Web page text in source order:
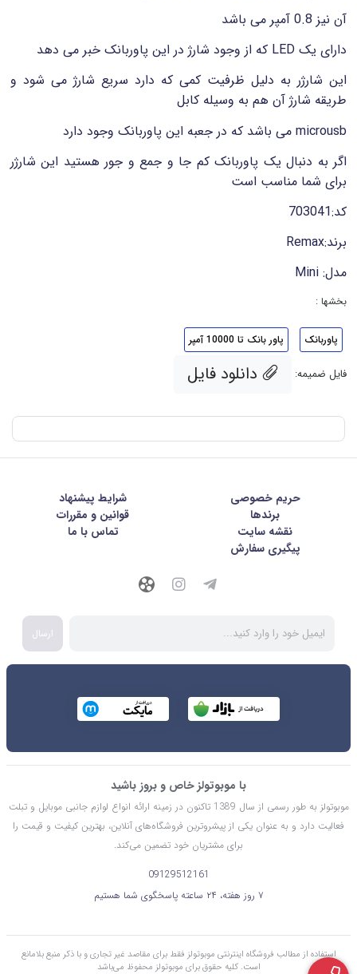
آن نیز 0.8 آمپر می باشد
دارای یک LED که از وجود شارژ در این پاوربانک خبر می دهد
این شارژر به دلیل ظرفیت کمی که دارد سریع شارژ می شود و
طریقه شارژ آن هم به وسیله کابل
microusb می باشد که در جعبه این پاوربانک وجود دارد
اگر به دنبال یک پاوربانک کم جا و جمع و جور هستید این شارژر
برای شما مناسب است
کد:703041
برند:Remax
مدل:Mini
بخشها :
پاوربانک پاور بانک تا 10000 آمپر
فایل ضمیمه: دانلود فایل
حریم خصوصی
شرايط پيشنهاد
برندها
قوانین و مقررات
نقشه سایت
تماس با ما
پیگیری سفارش
ارسال
با موبوتولز خاص و بروز باشید
موبوتولز به طور رسمی از سال 1389 تاکنون در زمینه ارائه انواع لوازم جانبی موبایل و تبلت
فعالیت دارد و به عنوان یکی از پیشروترین فروشگاه‌های آنلاین، بهترین کیفیت و قیمت را
برای مشتریان خود تضمین می‌کند.
09129512161
۷ روز هفته، ۲۴ ساعته پاسخگوی شما هستیم
استفاده از مطالب فروشگاه اینترنتی موبوتولز فقط برای مقاصد غیر تجاری و با ذکر منبع بلامانع
است. کليه حقوق برای موبوتولز محفوظ می‌باشد